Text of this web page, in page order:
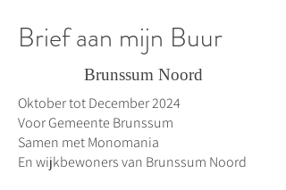
Brief aan mijn Buur
Brunssum Noord
Oktober tot December 2024
Voor Gemeente Brunssum
Samen met Monomania
En wijkbewoners van Brunssum Noord